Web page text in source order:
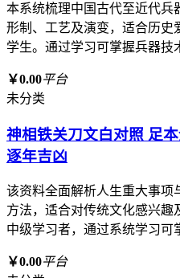
本系统梳理中国古代至近代兵
形制、工艺及演变，适合历史
学生。通过学习可掌握兵器技
￥0.00平台
未分类
神相铁关刀文白对照 足
逐年吉凶
该资料全面解析人生重大事项
方法，适合对传统文化感兴趣
中级学习者，通过系统学习可
￥0.00平台